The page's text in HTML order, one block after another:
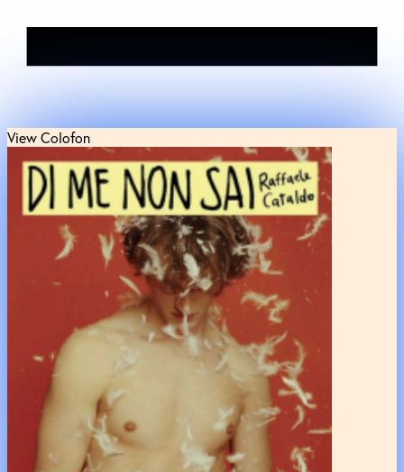
View Colofon